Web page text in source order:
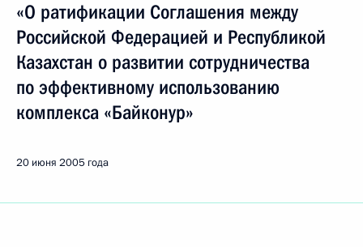
«О ратификации Соглашения между
Российской Федерацией и Республикой
Казахстан о развитии сотрудничества
по эффективному использованию
комплекса «Байконур»
20 июня 2005 года